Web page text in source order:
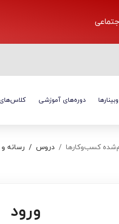
وبینارها دوره‌های آموزشی کلاس‌های
کسب‌و‌کارها دروس رسانه
ورود